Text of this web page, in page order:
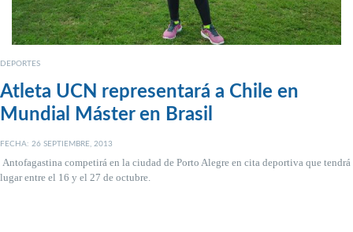
DEPORTES
Atleta UCN representará a Chile en
Mundial Máster en Brasil
FECHA: 26 SEPTIEMBRE, 2013
Antofagastina competirá en la ciudad de Porto Alegre en cita deportiva que tendrá
lugar entre el 16 y el 27 de octubre.